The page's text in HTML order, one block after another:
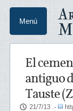
Menú
El
antiguo
Tauste
21/7/13 .-